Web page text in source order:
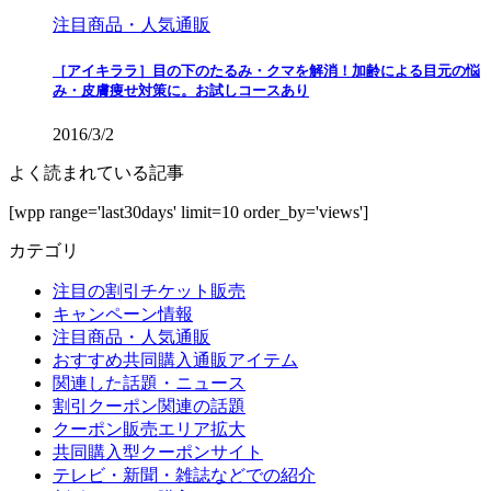
注目商品・人気通販
［アイキララ］目の下のたるみ・クマを解消！加齢による目元の悩
み・皮膚痩せ対策に。お試しコースあり
2016/3/2
よく読まれている記事
[wpp range='last30days' limit=10 order_by='views']
カテゴリ
注目の割引チケット販売
キャンペーン情報
注目商品・人気通販
おすすめ共同購入通販アイテム
関連した話題・ニュース
割引クーポン関連の話題
クーポン販売エリア拡大
共同購入型クーポンサイト
テレビ・新聞・雑誌などでの紹介